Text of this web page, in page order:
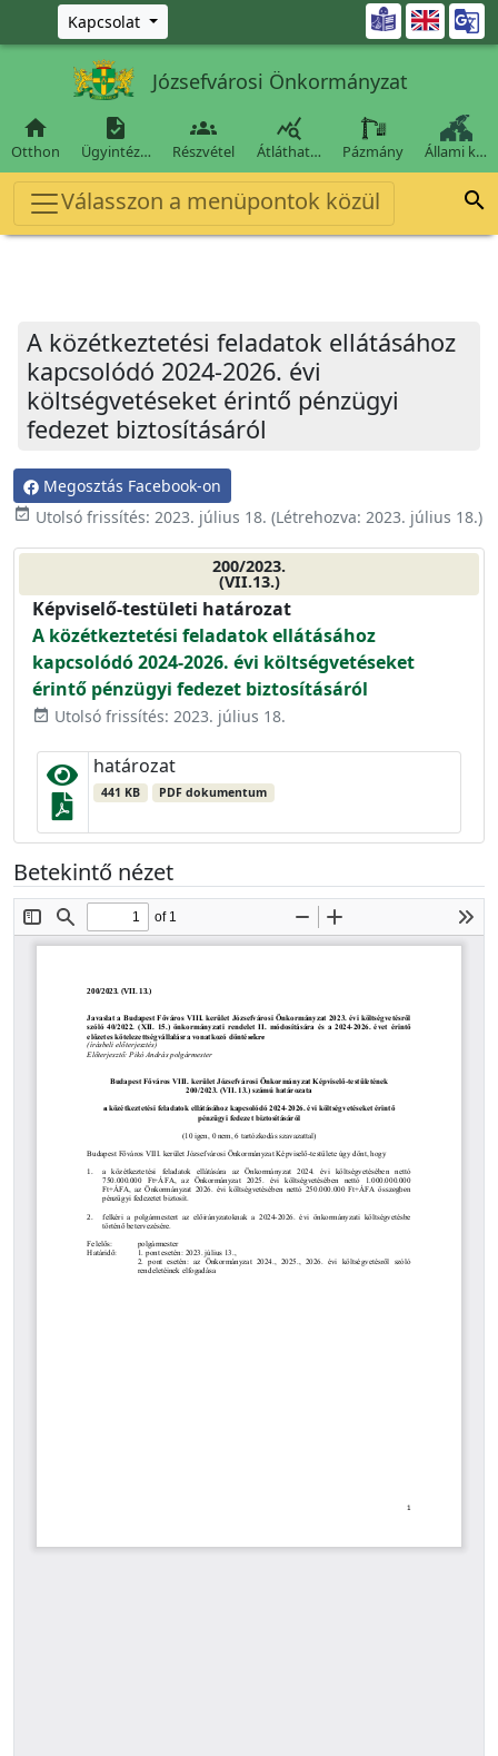
Ugrás a fő tartalomra
Kapcsolat 
Józsefvárosi Önkormányzat

Otthon

Ügyintéz…

Részvétel

Átláthat… Pázmány Állami k…
Válasszon a menüpontok közül 
A közétkeztetési feladatok ellátásához
kapcsolódó 2024-2026. évi
költségvetéseket érintő pénzügyi
fedezet biztosításáról
Megosztás Facebook-on
event_available Utolsó frissítés: 2023. július 18. (Létrehozva: 2023. július 18.)
200/2023.
(VII.13.)
Képviselő-testületi határozat
A közétkeztetési feladatok ellátásához
kapcsolódó 2024-2026. évi költségvetéseket
érintő pénzügyi fedezet biztosításáról
event_available Utolsó frissítés: 2023. július 18.
határozat
441 KB PDF dokumentum
Betekintő nézet